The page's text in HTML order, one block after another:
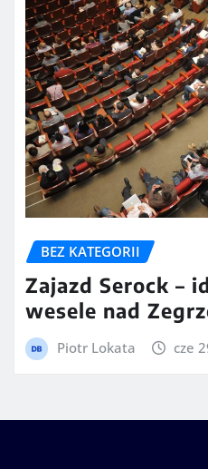
BEZ KATEGORII
Zajazd Serock –
wesele nad
Piotr Lokata cze